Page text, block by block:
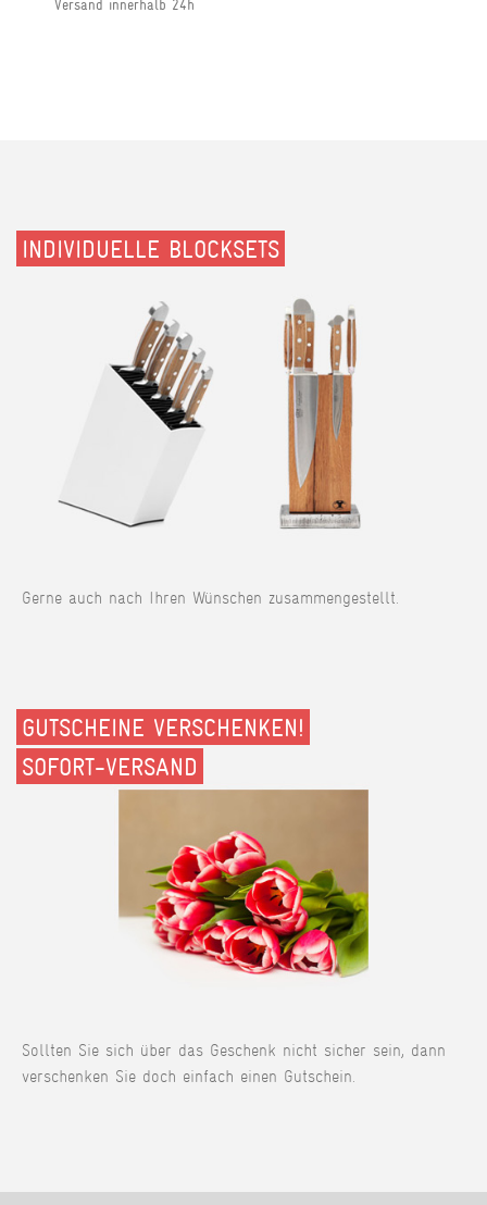
Versand innerhalb 24h
INDIVIDUELLE BLOCKSETS
Gerne auch nach Ihren Wünschen zusammengestellt.
GUTSCHEINE VERSCHENKEN!
SOFORT-VERSAND
Sollten Sie sich über das Geschenk nicht sicher sein, dann
verschenken Sie doch einfach einen Gutschein.